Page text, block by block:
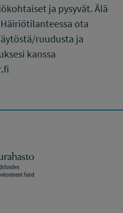
ja pysyvät. Älä
ota
ruudusta ja
kanssa